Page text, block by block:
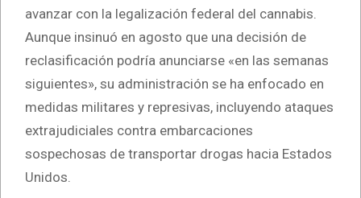
avanzar con la legalización federal del cannabis.
Aunque insinuó en agosto que una decisión de
reclasificación podría anunciarse «en las semanas
siguientes», su administración se ha enfocado en
medidas militares y represivas, incluyendo ataques
extrajudiciales contra embarcaciones
sospechosas de transportar drogas hacia Estados
Unidos.